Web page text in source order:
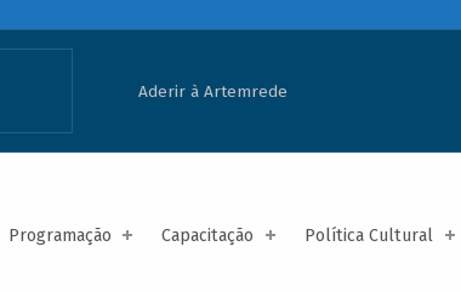
Programação Capacitação Política Cultural
Aderir à Artemrede